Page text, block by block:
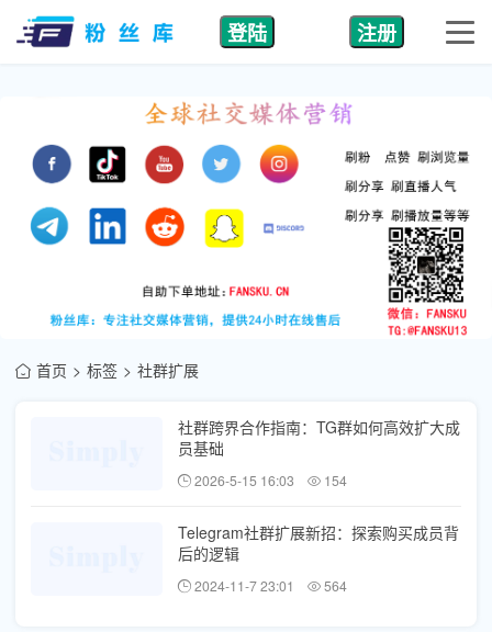
登陆 注册
首页 标签 社群扩展
社群跨界合作指南：TG群如何高效扩大成
员基础
2026-5-15 16:03 154
Telegram社群扩展新招：探索购买成员背
后的逻辑
2024-11-7 23:01 564